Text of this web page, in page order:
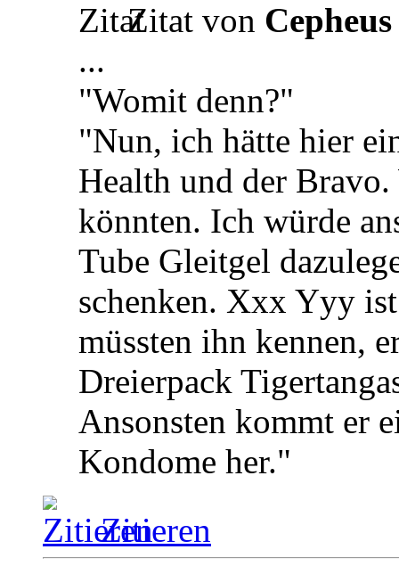
Zitat von Cepheus
...
"Womit denn?"
"Nun, ich hätte hier
Health und der
könnten. Ich würde
Tube Gleitgel
schenken. Xxx Yyy
müssten ihn kennen,
Dreierpack
Ansonsten kommt er
Kondome her."
Zitieren